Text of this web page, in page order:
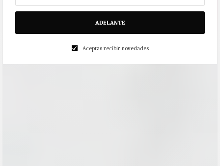
ADELANTE
Aceptas recibir novedades